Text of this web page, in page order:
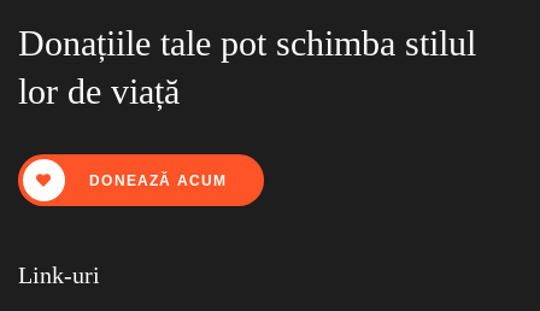
Donațiile tale pot schimba stilul
lor de viață
DONEAZĂ ACUM
Link-uri